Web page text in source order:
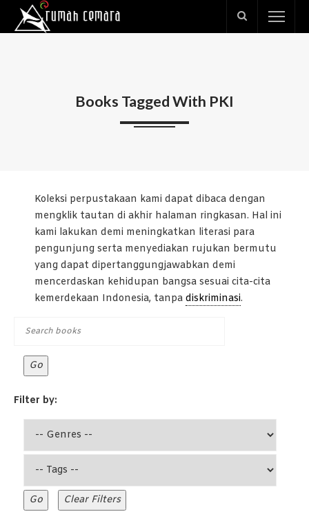
Books Tagged With PKI
Koleksi perpustakaan kami dapat dibaca dengan
mengklik tautan di akhir halaman ringkasan. Hal ini
kami lakukan demi meningkatkan literasi para
pengunjung serta menyediakan rujukan bermutu
yang dapat dipertanggungjawabkan demi
mencerdaskan kehidupan bangsa sesuai cita-cita
kemerdekaan Indonesia, tanpa diskriminasi.
Filter by: